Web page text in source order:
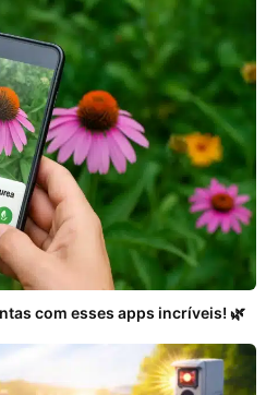
com esses apps incríveis! 🌿